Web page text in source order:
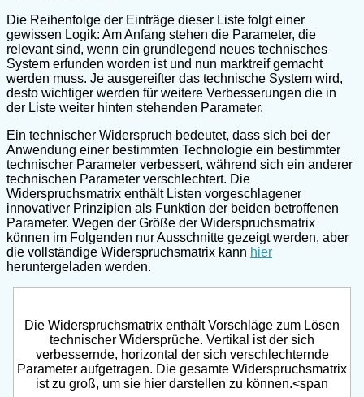
Die Reihenfolge der Einträge dieser Liste folgt einer
gewissen Logik: Am Anfang stehen die Parameter, die
relevant sind, wenn ein grundlegend neues technisches
System erfunden worden ist und nun marktreif gemacht
werden muss. Je ausgereifter das technische System wird,
desto wichtiger werden für weitere Verbesserungen die in
der Liste weiter hinten stehenden Parameter.
Ein technischer Widerspruch bedeutet, dass sich bei der
Anwendung einer bestimmten Technologie ein bestimmter
technischer Parameter verbessert, während sich ein anderer
technischen Parameter verschlechtert. Die
Widerspruchsmatrix enthält Listen vorgeschlagener
innovativer Prinzipien als Funktion der beiden betroffenen
Parameter. Wegen der Größe der Widerspruchsmatrix
können im Folgenden nur Ausschnitte gezeigt werden, aber
die vollständige Widerspruchsmatrix kann hier
heruntergeladen werden.
Die Widerspruchsmatrix enthält Vorschläge zum Lösen
technischer Widersprüche. Vertikal ist der sich
verbessernde, horizontal der sich verschlechternde
Parameter aufgetragen. Die gesamte Widerspruchsmatrix
ist zu groß, um sie hier darstellen zu können.<span